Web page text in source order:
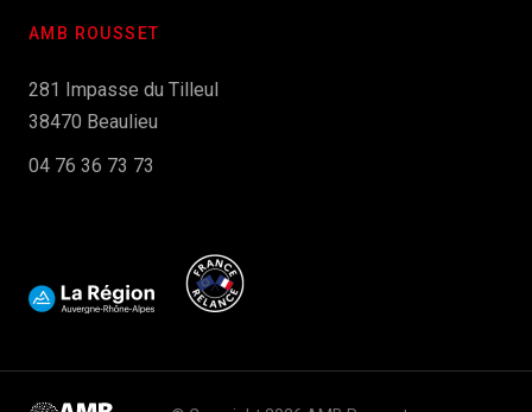
AMB ROUSSET
281 Impasse du Tilleul
38470 Beaulieu
04 76 36 73 73